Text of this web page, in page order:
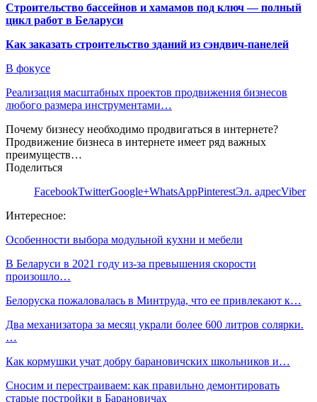
Строительство бассейнов и хамамов под ключ — полный
цикл работ в Беларуси
Как заказать строительство зданий из сэндвич-панелей
В фокусе
Реализация масштабных проектов продвижения бизнесов
любого размера инструментами…
Почему бизнесу необходимо продвигаться в интернете?
Продвижение бизнеса в интернете имеет ряд важных
преимуществ…
Поделиться
FacebookTwitterGoogle+WhatsAppPinterestЭл. адресViber
Интересное:
Особенности выбора модульной кухни и мебели
В Беларуси в 2021 году из-за превышения скорости
произошло…
Белоруска пожаловалась в Минтруда, что ее привлекают к…
Два механизатора за месяц украли более 600 литров солярки.
…
Как кормушки учат добру барановичских школьников и…
Сносим и перестраиваем: как правильно демонтировать
старые постройки в Барановичах